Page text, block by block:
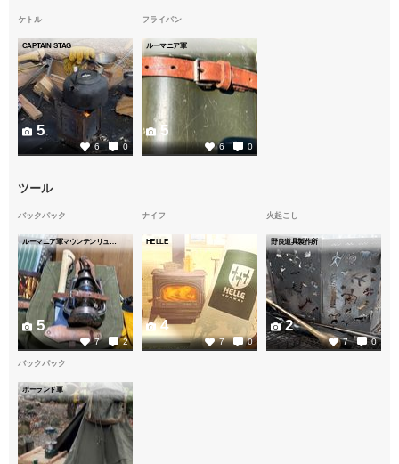
ケトル
CAPTAIN STAG
6 0
5
フライパン
ルーマニア軍
6 0
5
ツール
バックパック
7 2
5
ナイフ
HELLE
7 0
4
火起こし
野良道具製作所
7 0
2
バックパック
ポーランド軍